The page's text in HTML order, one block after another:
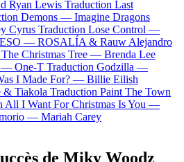
Ryan Lewis Traduction Last
Demons — Imagine Dragons
Cyrus Traduction Lose Control —
— ROSALÍA & Rauw Alejandro
Christmas Tree — Brenda Lee
— One-T Traduction Godzilla —
I Made For? — Billie Eilish
& Tiakola Traduction Paint The Town
All I Want For Christmas Is You —
— Mariah Carey
de Miky Woodz